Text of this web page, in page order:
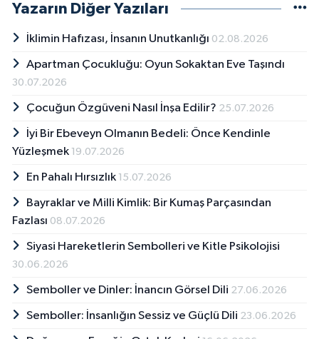
Yazarın Diğer Yazıları
İklimin Hafızası, İnsanın Unutkanlığı 02.08.2026
Apartman Çocukluğu: Oyun Sokaktan Eve Taşındı
30.07.2026
Çocuğun Özgüveni Nasıl İnşa Edilir? 25.07.2026
İyi Bir Ebeveyn Olmanın Bedeli: Önce Kendinle
Yüzleşmek 19.07.2026
En Pahalı Hırsızlık 15.07.2026
Bayraklar ve Milli Kimlik: Bir Kumaş Parçasından
Fazlası 08.07.2026
Siyasi Hareketlerin Sembolleri ve Kitle Psikolojisi
30.06.2026
Semboller ve Dinler: İnancın Görsel Dili 27.06.2026
Semboller: İnsanlığın Sessiz ve Güçlü Dili 23.06.2026